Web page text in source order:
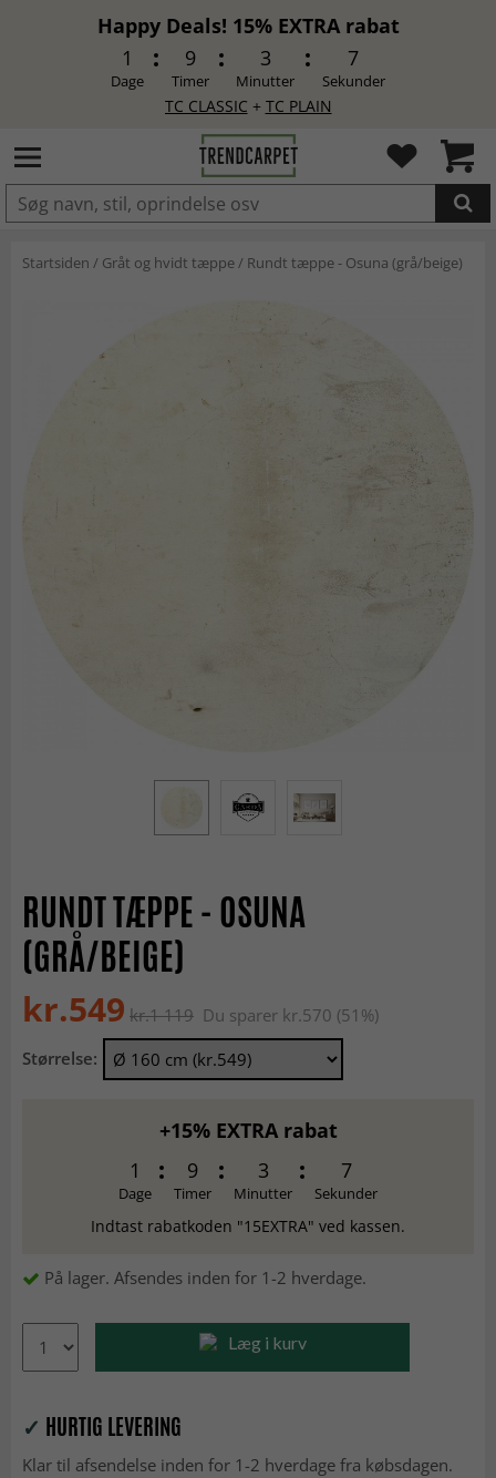
Happy Deals! 15% EXTRA rabat
1
Dage
9
Timer
3
Minutter
6
Sekunder
TC CLASSIC + TC PLAIN
LAGT I INDKØBSKURVEN.
Startsiden / Gråt og hvidt tæppe/ Rundt tæppe - Osuna (grå/beige)
RUNDT TÆPPE - OSUNA
(GRÅ/BEIGE)
kr.549 kr.1 119 Du sparer kr.570 (51%)
Størrelse:
+15% EXTRA rabat
1
Dage
9
Timer
3
Minutter
6
Sekunder
Indtast rabatkoden "15EXTRA" ved kassen.
På lager. Afsendes inden for 1-2 hverdage.
Læg i kurv
✓ HURTIG LEVERING
Klar til afsendelse inden for 1-2 hverdage fra købsdagen.